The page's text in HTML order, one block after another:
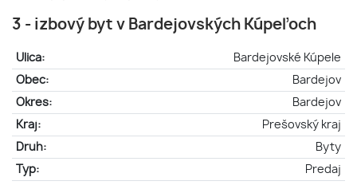
3 - izbový byt v Bardejovských Kúpeľoch
Ulica:
Bardejovské Kúpele
Obec:
Bardejov
Okres:
Bardejov
Kraj:
Prešovský kraj
Druh:
Byty
Typ:
Predaj